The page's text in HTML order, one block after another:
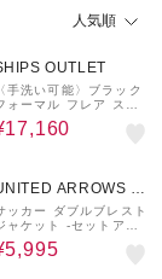
人気順
OUTLET
〈手洗い可能〉ブラック
ォーマル フレア スリ
ブ ジャケット ◇
ARROWS O
ッカー ダブルブレスト
ャケット ‐セットアッ
対応・マシンウォッシ
ブル‐ ＜A DAY IN TH